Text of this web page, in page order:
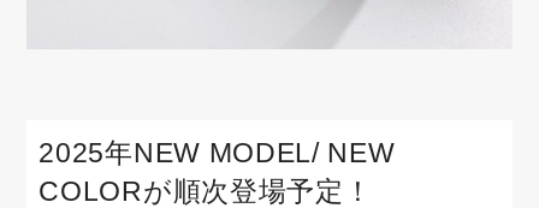
2025年NEW MODEL/ NEW
COLORが順次登場予定！